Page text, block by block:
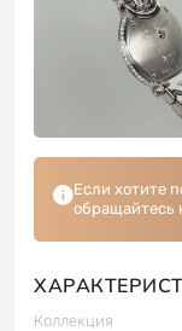
Если хотите
обращайтесь
Коллекция